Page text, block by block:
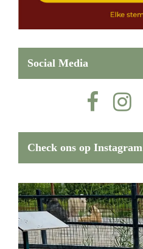
Social Media
Check ons op Instagram